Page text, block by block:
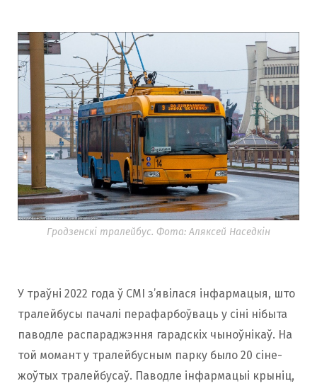
Гродзенскі тралейбус. Фота: Аляксей Наседкін
У траўні 2022 года ў СМІ з’явілася інфармацыя, што
тралейбусы пачалі перафарбоўваць у сіні нібыта
паводле распараджэння гарадскіх чыноўнікаў. На
той момант у тралейбусным парку было 20 сіне-
жоўтых тралейбусаў. Паводле інфармацыі крыніц,